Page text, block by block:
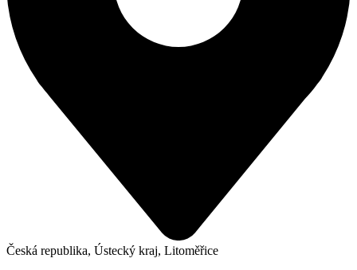
Česká republika, Ústecký kraj, Litoměřice